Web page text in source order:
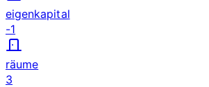
eigenkapital
-1
räume
3